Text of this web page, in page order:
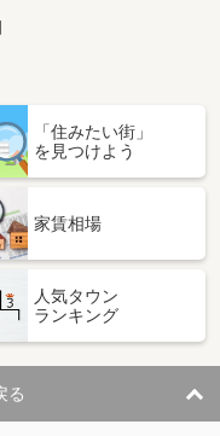
「住みたい街」
を見つけよう
家賃相場
人気タウン
ランキング
る